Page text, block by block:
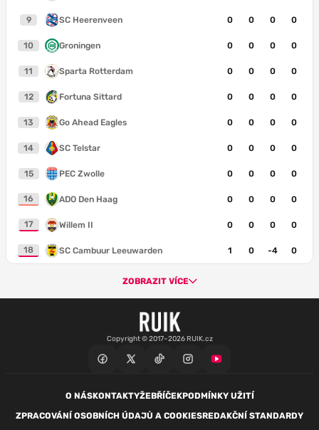
9 SC Heerenveen 0 0 0 0
10 Groningen 0 0 0 0
11 Sparta Rotterdam 0 0 0 0
12 Fortuna Sittard 0 0 0 0
13 Go Ahead Eagles 0 0 0 0
14 SC Telstar 0 0 0 0
15 PEC Zwolle 0 0 0 0
16 ADO Den Haag 0 0 0 0
17 Willem II 0 0 0 0
18 SC Cambuur Leeuwarden 1 0 -4 0
ZOBRAZIT VÍCE
Copyright © 2017–2026 RUIK.cz
O NÁSKONTAKTYŽEBŘÍČEKPODMÍNKY UŽITÍ
ZPRACOVÁNÍ OSOBNÍCH ÚDAJŮ A COOKIESREDAKČNÍ STANDARDY